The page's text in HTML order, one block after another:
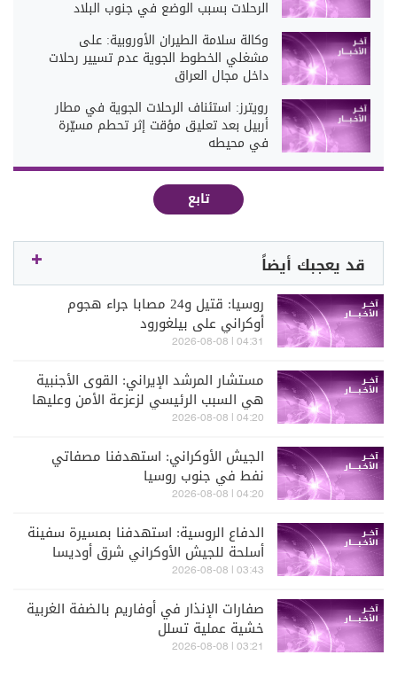
الرحلات بسبب الوضع في جنوب البلاد
وكالة سلامة الطيران الأوروبية: على
مشغلي الخطوط الجوية عدم تسيير رحلات
داخل مجال العراق
رويترز: استئناف الرحلات الجوية في مطار
أربيل بعد تعليق مؤقت إثر تحطم مسيّرة
في محيطه
تابع
قد يعجبك أيضاً
روسيا: قتيل و24 مصابا جراء هجوم
أوكراني على بيلغورود
04:31 | 2026-08-08
مستشار المرشد الإيراني: القوى الأجنبية
هي السبب الرئيسي لزعزعة الأمن وعليها
مغادرة المنطقة
04:20 | 2026-08-08
الجيش الأوكراني: استهدفنا مصفاتي
نفط في جنوب روسيا
04:20 | 2026-08-08
الدفاع الروسية: استهدفنا بمسيرة سفينة
أسلحة للجيش الأوكراني شرق أوديسا
03:43 | 2026-08-08
صفارات الإنذار في أوفاريم بالضفة الغربية
خشية عملية تسلل
03:21 | 2026-08-08